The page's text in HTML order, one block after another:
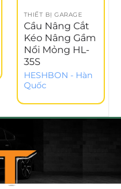
THIẾT BỊ GARAGE
Cầu Nâng Cắt
Kéo Nâng Gầm
Nổi Mỏng HL-
35S
HESHBON - Hàn
Quốc